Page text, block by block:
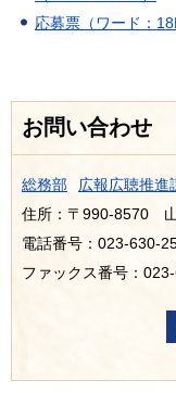
応募票（ワード：
お問い合わせ
総務部 広報広聴推進
住所：〒990-8570
電話番号：023-630-
ファックス番号：